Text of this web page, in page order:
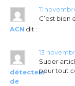
n
ACN dit :
11
C’est bien
détecteur
de
13
Super
pour tout